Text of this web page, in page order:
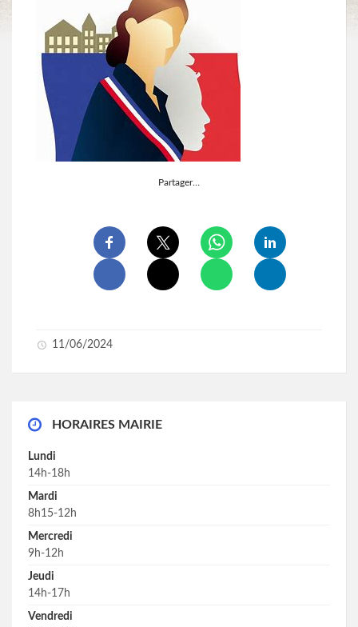
Partager…
11/06/2024
HORAIRES MAIRIE
Lundi
14h-18h
Mardi
8h15-12h
Mercredi
9h-12h
Jeudi
14h-17h
Vendredi